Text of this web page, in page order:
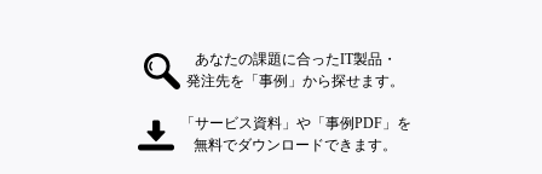
あなたの課題に合ったIT製品・
発注先を「事例」から探せます。
「サービス資料」や「事例PDF」を
無料でダウンロードできます。